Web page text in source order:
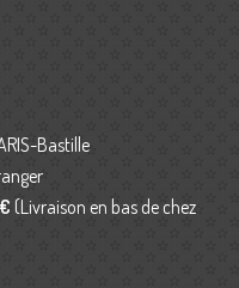
Bastille
(Livraison en bas de chez